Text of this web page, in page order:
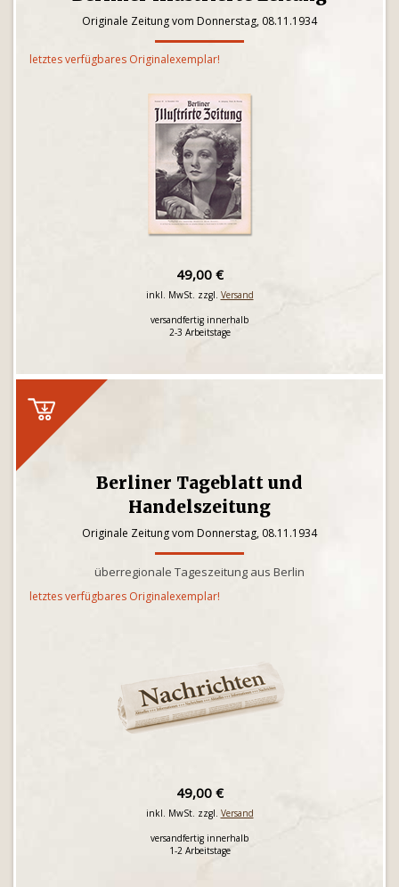
Originale Zeitung vom Donnerstag, 08.11.1934
letztes verfügbares Originalexemplar!
49,00 €
inkl. MwSt. zzgl. Versand
versandfertig innerhalb
2-3 Arbeitstage
Berliner Tageblatt und
Handelszeitung
Originale Zeitung vom Donnerstag, 08.11.1934
überregionale Tageszeitung aus Berlin
letztes verfügbares Originalexemplar!
49,00 €
inkl. MwSt. zzgl. Versand
versandfertig innerhalb
1-2 Arbeitstage